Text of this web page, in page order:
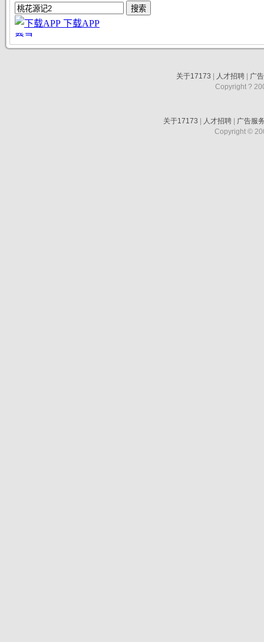
关于17173 人才招聘
广
Copyright ?
关于17173 人才招聘
广告服
Copyright ©